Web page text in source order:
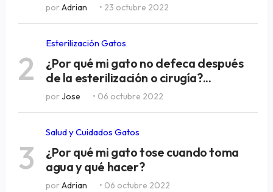
por Adrian • 23 octubre 2022
2
Esterilización Gatos
¿Por qué mi gato no defeca después
de la esterilización o cirugía?...
por Jose • 06 octubre 2022
3
Salud y Cuidados Gatos
¿Por qué mi gato tose cuando toma
agua y qué hacer?
por Adrian • 06 octubre 2022